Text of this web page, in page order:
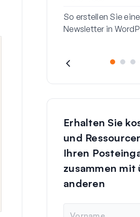
So erstellen Sie
Newsletter in
Erhalten Sie
und
Ihren
zusammen
anderen